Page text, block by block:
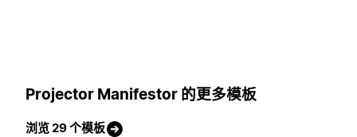
Projector Manifestor 的更多模板
浏览 29 个模板